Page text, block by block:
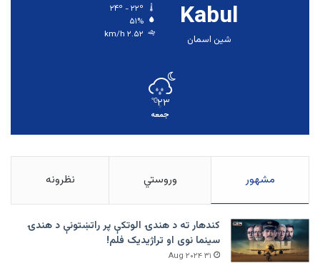
Kabul
شین اسمان
۵۱%
۲.۵۲ km/h
۲۳℃
جمعه
مشهور وروستي نظرونه
کندهار ته د هندۍ الوتکې پر راتښتونې د هندۍ
سینما نوی او تراژيديک فلم!
۳۱ Aug ۲۰۲۴